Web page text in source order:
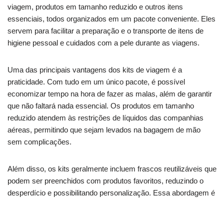
viagem, produtos em tamanho reduzido e outros itens
essenciais, todos organizados em um pacote conveniente. Eles
servem para facilitar a preparação e o transporte de itens de
higiene pessoal e cuidados com a pele durante as viagens.
Uma das principais vantagens dos kits de viagem é a
praticidade. Com tudo em um único pacote, é possível
economizar tempo na hora de fazer as malas, além de garantir
que não faltará nada essencial. Os produtos em tamanho
reduzido atendem às restrições de líquidos das companhias
aéreas, permitindo que sejam levados na bagagem de mão
sem complicações.
Além disso, os kits geralmente incluem frascos reutilizáveis que
podem ser preenchidos com produtos favoritos, reduzindo o
desperdício e possibilitando personalização. Essa abordagem é